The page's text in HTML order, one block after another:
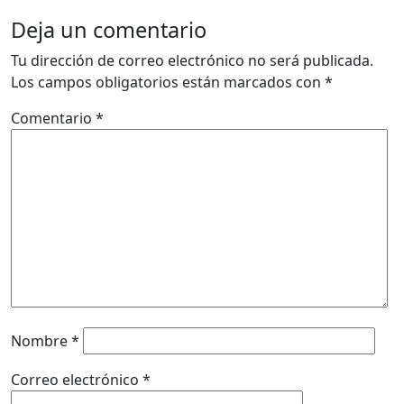
Deja un comentario
Tu dirección de correo electrónico no será publicada.
Los campos obligatorios están marcados con *
Comentario *
Nombre*
Correo electrónico *